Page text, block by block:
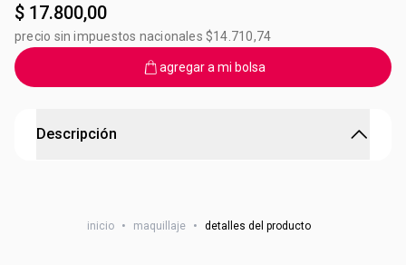
$ 17.800,00
precio sin impuestos nacionales $14.710,74
agregar a mi bolsa
Descripción
labial ultra hidratante se renovó. Nuevo formato de punta,
inicio • maquillaje • detalles del producto